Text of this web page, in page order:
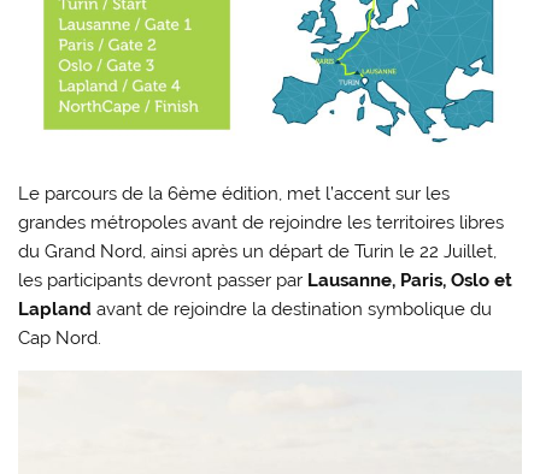
Le parcours de la 6ème édition, met l’accent sur les
grandes métropoles avant de rejoindre les territoires libres
du Grand Nord, ainsi après un départ de Turin le 22 Juillet,
les participants devront passer par Lausanne, Paris, Oslo et
Lapland avant de rejoindre la destination symbolique du
Cap Nord.